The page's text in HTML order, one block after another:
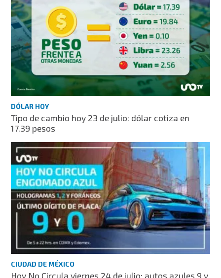
DÓLAR HOY
Tipo de cambio hoy 23 de julio: dólar cotiza en
17.39 pesos
CIUDAD DE MÉXICO
Hoy No Circula viernes 24 de julio: autos azules 9 y